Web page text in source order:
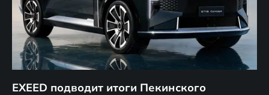
EXEED подводит итоги Пекинского